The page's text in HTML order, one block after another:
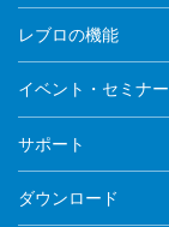
レブロの機能
イベント・セミナー
サポート
ダウンロード